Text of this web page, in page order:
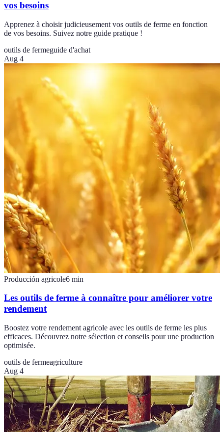
vos besoins
Apprenez à choisir judicieusement vos outils de ferme en fonction
de vos besoins. Suivez notre guide pratique !
outils de fermeguide d'achat
Aug 4
Producción agricole6 min
Les outils de ferme à connaître pour améliorer votre
rendement
Boostez votre rendement agricole avec les outils de ferme les plus
efficaces. Découvrez notre sélection et conseils pour une production
optimisée.
outils de fermeagriculture
Aug 4